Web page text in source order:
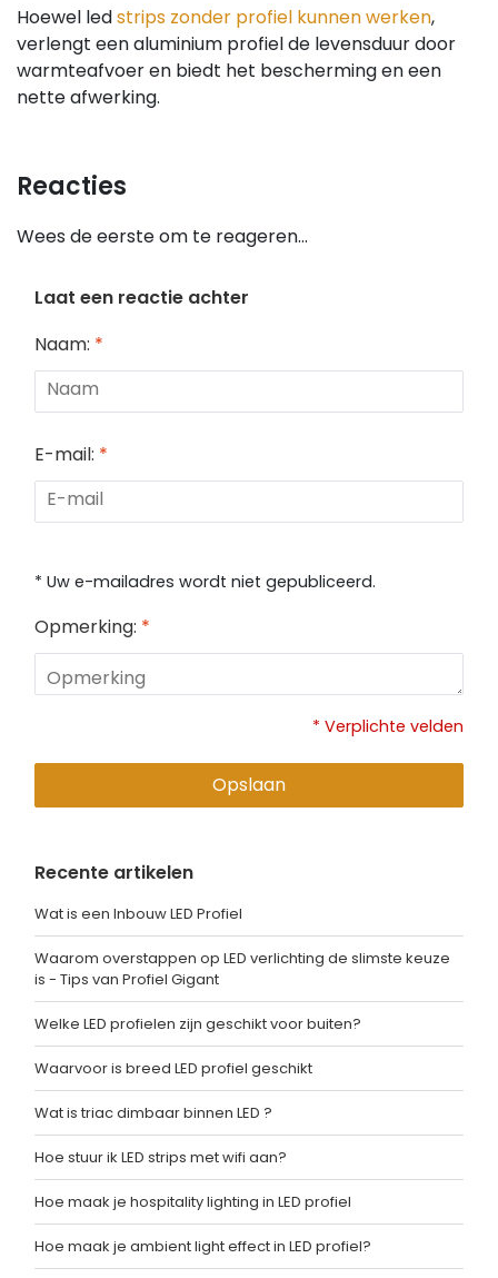
Hoewel ledstrips zonder profiel kunnen werken,
verlengt een aluminium profiel de levensduur door
warmteafvoer en biedt het bescherming en een
nette afwerking.
Reacties
Wees de eerste om te reageren...
Laat een reactie achter
Naam: *
E-mail: *
* Uw e-mailadres wordt niet gepubliceerd.
Opmerking: *
* Verplichte velden
Opslaan
Recente artikelen
Wat is een Inbouw LED Profiel
Waarom overstappen op LED verlichting de slimste keuze
is - Tips van Profiel Gigant
Welke LED profielen zijn geschikt voor buiten?
Waarvoor is breed LED profiel geschikt
Wat is triac dimbaar binnen LED ?
Hoe stuur ik LED strips met wifi aan?
Hoe maak je hospitality lighting in LED profiel
Hoe maak je ambient light effect in LED profiel?